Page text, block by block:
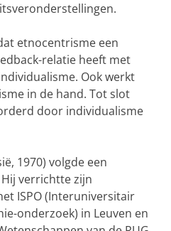
etnocentrisme een
relatie heeft met
Ook werkt
in de hand. Tot slot
door individualisme
1970) volgde een
verrichtte zijn
ISPO (Interuniversitair
onderzoek) in Leuven en